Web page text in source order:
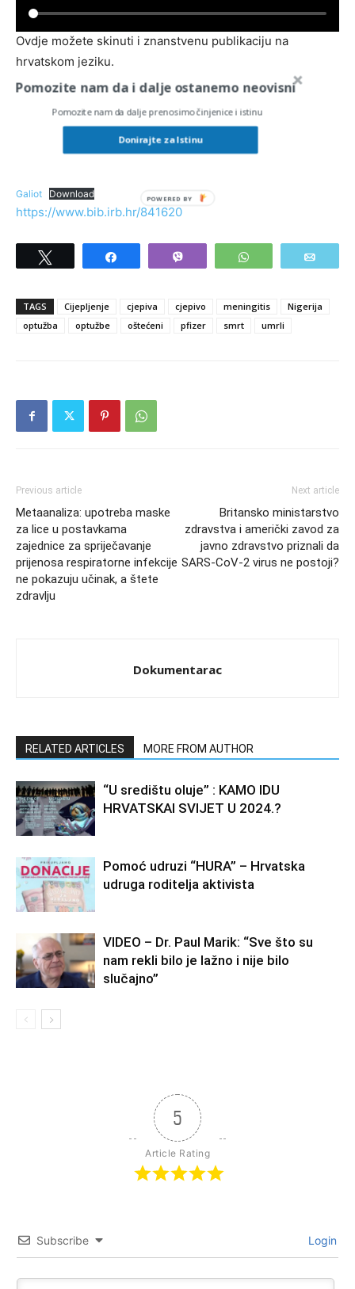
Ovdje možete skinuti i znanstvenu publikaciju na
hrvatskom jeziku.
Nürnberškog Medicinskog suđenja do predmeta Pfizer
Galiot
Download
https://www.bib.irb.hr/841620
WhatsApp
TAGS Cijepljenje cjepiva cjepivo meningitis
Nigerija
optužba
optužbe oštećeni pfizer smrt umrli
Previous article
Metaanaliza: upotreba maske
za lice u postavkama
zajednice za spriječavanje
prijenosa respiratorne infekcije
ne pokazuju učinak, a štete
zdravlju
Next article
Britansko ministarstvo
zdravstva i američki zavod za
javno zdravstvo priznali da
SARS-CoV-2 virus ne postoji?
Dokumentarac
RELATED ARTICLES MORE FROM AUTHOR
“U središtu oluje” : KAMO IDU
HRVATSKAI SVIJET U 2024.?
Pomoć udruzi “HURA” – Hrvatska
udruga roditelja aktivista
VIDEO – Dr. Paul Marik: “Sve što su
nam rekli bilo je lažno i nije bilo
slučajno”
5
Article Rating
Subscribe Login
Pomozite nam da i dalje ostanemo neovisni
Pomozite nam da dalje prenosimo činjenice i istinu
Donirajte za Istinu